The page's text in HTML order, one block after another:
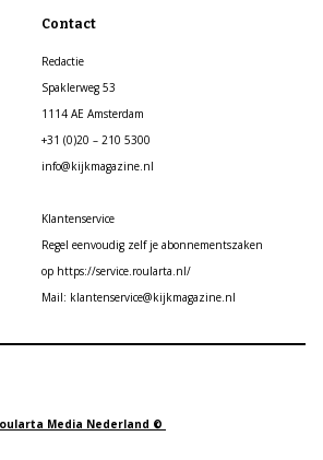
Contact
Redactie
Spaklerweg 53
1114 AE Amsterdam
+31 (0)20 – 210 5300
info@kijkmagazine.nl
Klantenservice
Regel eenvoudig zelf je abonnementszaken
op https://service.roularta.nl/
Mail: klantenservice@kijkmagazine.nl
Media Nederland ©